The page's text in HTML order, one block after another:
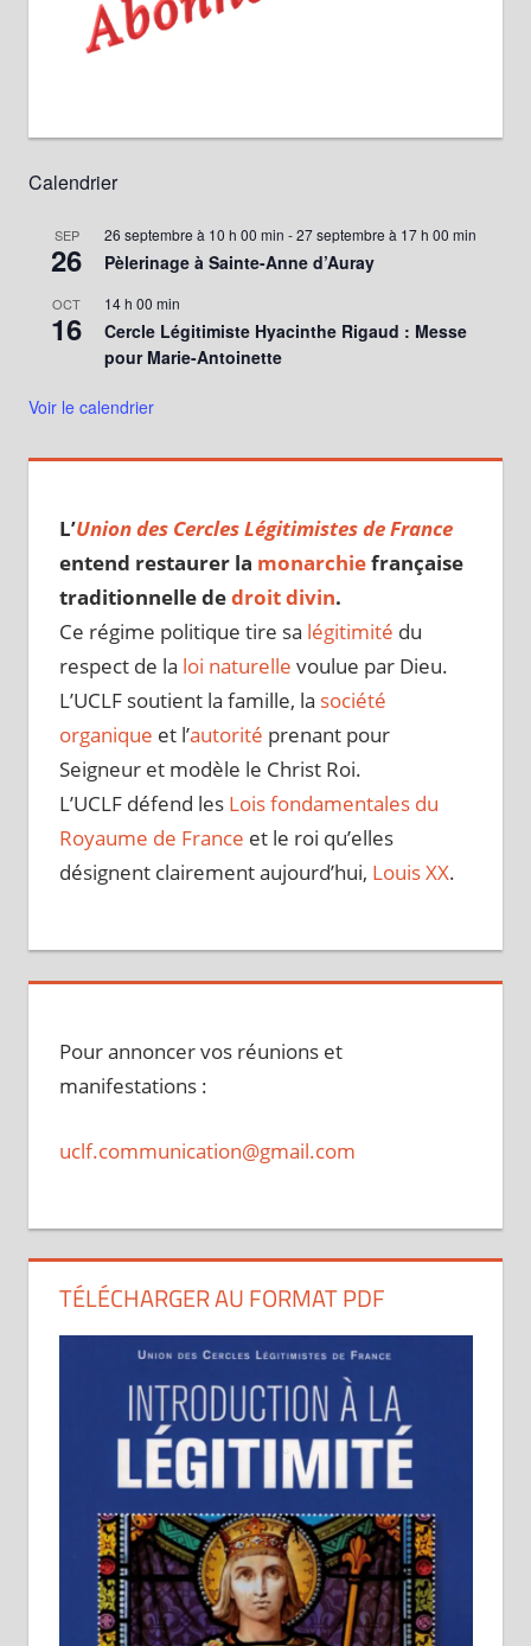
Calendrier
SEP
26
26 septembre à 10 h 00 min -27 septembre à 17 h 00 min
Pèlerinage à Sainte-Anne d’Auray
OCT
16
14 h 00 min
Cercle Légitimiste Hyacinthe Rigaud : Messe
pour Marie-Antoinette
Voir le calendrier
L’Union des Cercles Légitimistes de France
entend restaurer la monarchiefrançaise
traditionnelle dedroit divin.
Ce régime politique tire sa légitimité du
respect de la loi naturelle voulue par Dieu.
L’UCLF soutient la famille, la société
organique et l’autorité prenant pour
Seigneur et modèle le Christ Roi.
L’UCLF défend les Lois fondamentales du
Royaume de France et le roi qu’elles
désignent clairement aujourd’hui, Louis XX.
Pour annoncer vos réunions et
manifestations :
uclf.communication@gmail.com
TÉLÉCHARGER AU FORMAT PDF